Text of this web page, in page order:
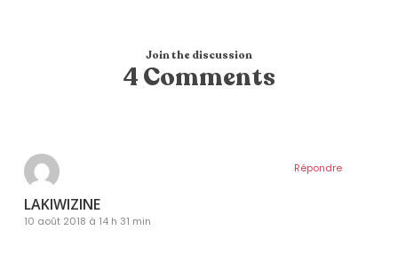
Join the discussion
4 Comments
LAKIWIZINE
10 août 2018 à 14 h 31 min
Répondre